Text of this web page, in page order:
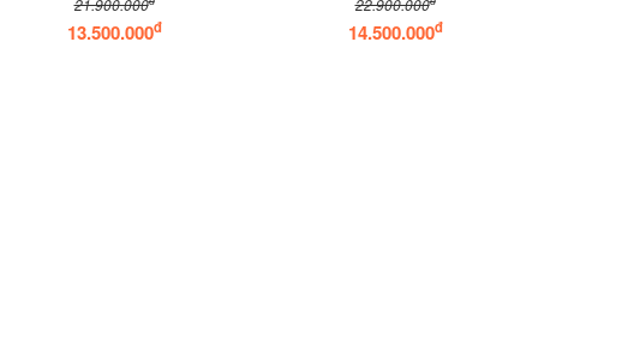
13.500.000đ 14.500.000đ